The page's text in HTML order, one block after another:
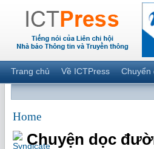
Trang chủ Về ICTPress Chuyển
Home
Chuyện dọc